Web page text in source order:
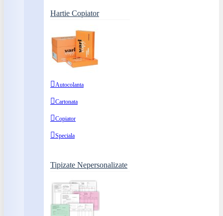
Hartie Copiator
Autocolanta
Cartonata
Copiator
Speciala
Tipizate Nepersonalizate